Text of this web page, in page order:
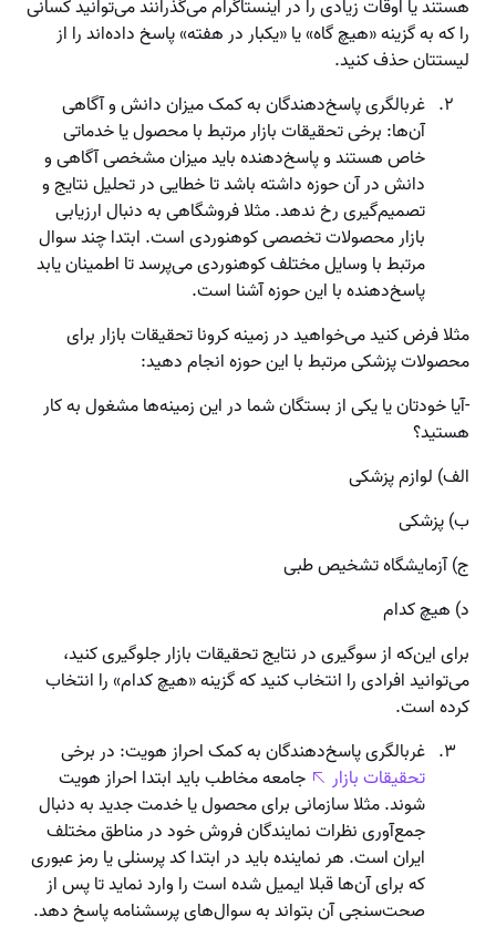
هستند یا اوقات زیادی را در اینستاگرام می‌گذرانند می‌توانید کسانی
را که به گزینه «هیچ گاه» یا «یکبار در هفته» پاسخ داده‌اند را از
لیستتان حذف کنید.
غربالگری پاسخ‌دهندگان به کمک میزان دانش و آگاهی
آن‌ها: برخی تحقیقات بازار مرتبط با محصول یا خدماتی
خاص هستند و پاسخ‌دهنده باید میزان مشخصی آگاهی و
دانش در آن حوزه داشته باشد تا خطایی در تحلیل نتایج و
تصمیم‌گیری رخ ندهد. مثلا فروشگاهی به دنبال ارزیابی
بازار محصولات تخصصی کوهنوردی است. ابتدا چند سوال
مرتبط با وسایل مختلف کوهنوردی می‌پرسد تا اطمینان یابد
پاسخ‌دهنده با این حوزه آشنا است.
مثلا فرض کنید می‌خواهید در زمینه کرونا تحقیقات بازار برای
محصولات پزشکی مرتبط با این حوزه انجام دهید:
-آیا خودتان یا یکی از بستگان شما در این زمینه‌ها مشغول به کار
هستید؟
الف) لوازم پزشکی
ب) پزشکی
ج) آزمایشگاه تشخیص طبی
د) هیچ کدام
برای این‌که از سوگیری در نتایج تحقیقات بازار جلوگیری کنید،
می‌توانید افرادی را انتخاب کنید که گزینه «هیچ کدام» را انتخاب
کرده است.
غربالگری پاسخ‌دهندگان به کمک احراز هویت: در برخی
تحقیقات بازار
جامعه مخاطب باید ابتدا احراز هویت
شوند. مثلا سازمانی برای محصول یا خدمت جدید به دنبال
جمع‌آوری نظرات نمایندگان فروش خود در مناطق مختلف
ایران است. هر نماینده باید در ابتدا کد پرسنلی یا رمز عبوری
که برای آن‌ها قبلا ایمیل شده است را وارد نماید تا پس از
صحت‌سنجی آن بتواند به سوال‌های پرسشنامه پاسخ دهد.